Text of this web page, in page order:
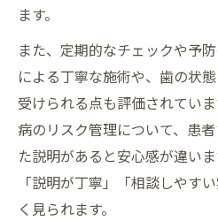
ます。
また、定期的なチェックや予
による丁寧な施術や、歯の状
受けられる点も評価されてい
病のリスク管理について、患
た説明があると安心感が違い
「説明が丁寧」「相談しやす
く見られます。